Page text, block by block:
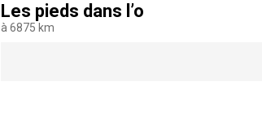
Les pieds dans l’o
à 6875 km